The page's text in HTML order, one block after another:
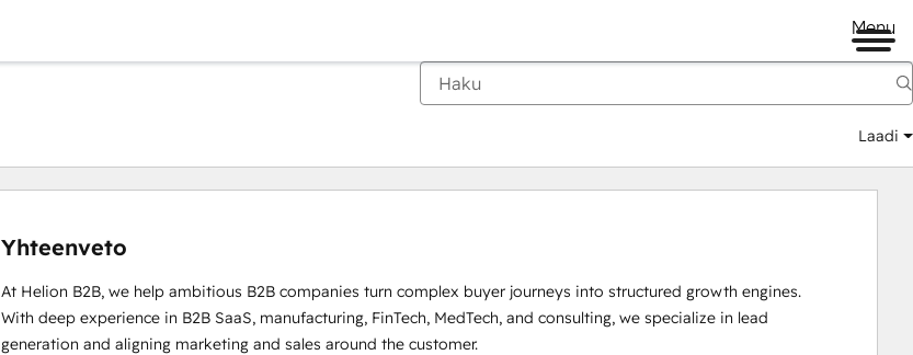
Menu
Laadi
Yhteenveto
At Helion B2B, we help ambitious B2B companies turn complex buyer journeys into structured growth engines.
With deep experience in B2B SaaS, manufacturing, FinTech, MedTech, and consulting, we specialize in lead
generation and aligning marketing and sales around the customer.